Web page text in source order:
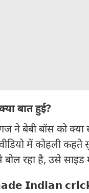
बात हुई?
ने बेबी बॉस को
वीडियो में कोहली
रहा है, उसे साइड
𝗜𝗻𝗱𝗶𝗮𝗻